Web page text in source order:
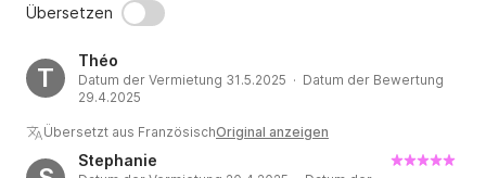
Übersetzen
T
Théo
Datum der Vermietung 31.5.2025 · Datum der Bewertung
29.4.2025
Übersetzt aus FranzösischOriginal anzeigen
Stephanie